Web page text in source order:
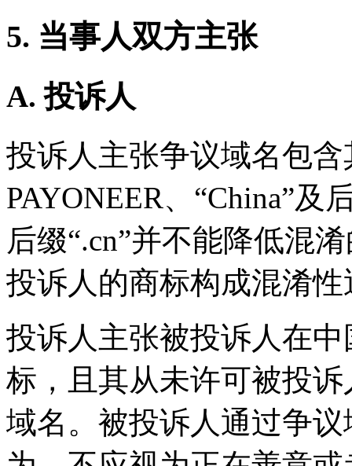
5. 当事人双方主张
A. 投诉人
投诉人主张争议域名包
PAYONEER、“China”及
后缀“.cn”并不能降低混
投诉人的商标构成混淆性
投诉人主张被投诉人在中
标，且其从未许可被投诉
域名。被投诉人通过争